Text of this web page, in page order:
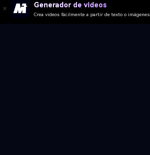
Generador de videos
Crea videos fácilmente a partir de texto o imágenes